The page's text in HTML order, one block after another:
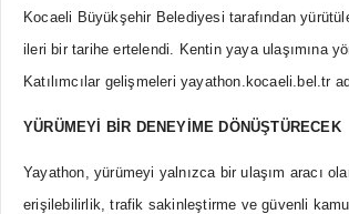
Kocaeli Büyükşehir Belediyesi tarafından
ileri bir tarihe ertelendi. Kentin yaya ulaşımına
Katılımcılar gelişmeleri yayathon.kocaeli.bel.tr
YÜRÜMEYİ BİR DENEYİME DÖNÜŞTÜRECEK
Yayathon, yürümeyi yalnızca bir ulaşım aracı
erişilebilirlik, trafik sakinleştirme ve güvenli